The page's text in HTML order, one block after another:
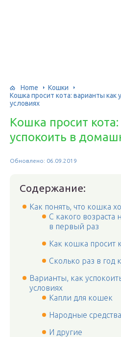
Home
Кошки
Кошка просит кота: варианты
условиях
Кошка просит
успокоить в
Обновлено: 06.09.2019
Содержание:
Как понять, что кошка
С какого возраста
в первый раз
Как кошка просит
Сколько раз в год
Варианты, как
условиях
Капли для кошек
Народные средства
И другие